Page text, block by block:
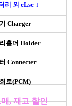
리 외 eLse ↓
Charger
홀더 Holder
Connecter
로(PCM)
, 재고 할인